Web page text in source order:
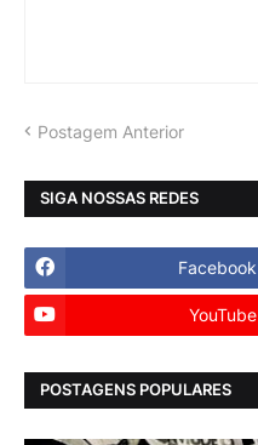
Postagem Anterior
SIGA NOSSAS REDES
Facebook
YouTube
POSTAGENS POPULARES